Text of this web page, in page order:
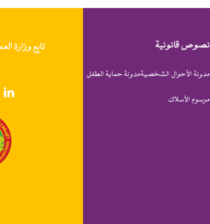
تابع وزارة
نصوص قانونية
مدونة الأحوال الشخصيةمدونة حماية الطفل
مرسوم الأسلاك